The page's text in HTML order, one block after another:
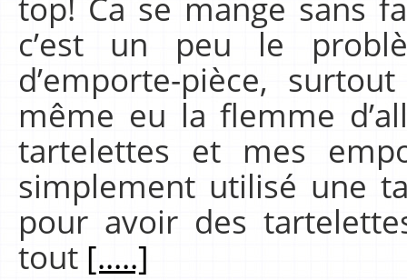
c’est un peu le
d’emporte-pièce,
même eu la flemme
tartelettes et mes
simplement utilisé une
pour avoir des
tout [.....]